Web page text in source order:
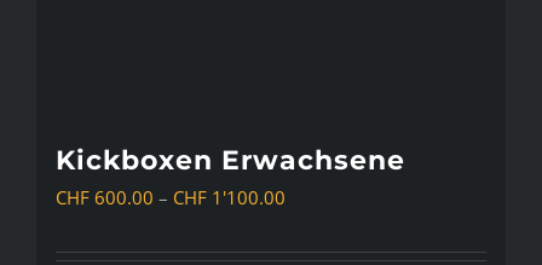
Produktseite
gewählt
Kickboxen Erwachsene
CHF 600.00 – CHF 1'100.00